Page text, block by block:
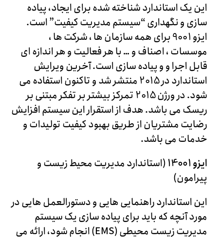
این یک استاندارد شناخته شده برای ایجاد، پیاده
سازی و نگهداری “سیستم مدیریت کیفیت” است.
ایزو 9001 برای همه سازمان ها ، شرکت ها ،
موسسات ، اصناف و … با هر فعالیت و هر اندازه ای
قابل اجرا و و پیاده سازی است. آخرین ویرایش
استاندارد در 2015 منتشر شد و تاکنون استفاده می
شود. در ورژن 2015 تمرکز بیشتر بر تفکر مبتنی بر
ریسک می باشد. هدف از استقرار این سیستم افزایش
رضایت مشتریان از طریق بهبود کیفیت تولیدات و
خدمات می باشد.
ایزو 14001
(استاندارد مدیریت محیط زیست و
پیرامون)
این استاندارد راهنمایی هایی و دستورالعمل هایی در
مورد آنچه که باید برای پیاده سازی یک سیستم
مدیریت زیست محیطی (EMS) انجام شود، ارائه می